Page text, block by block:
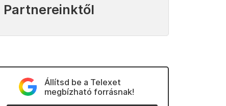
Partnereinktől
Állítsd be a Telexet
megbízható forrásnak!